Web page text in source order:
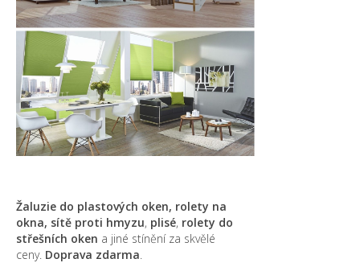
Žaluzie do plastových oken, rolety na
okna, sítě proti hmyzu, plisé, rolety do
střešních oken a jiné stínění za skvělé
ceny. Doprava zdarma.